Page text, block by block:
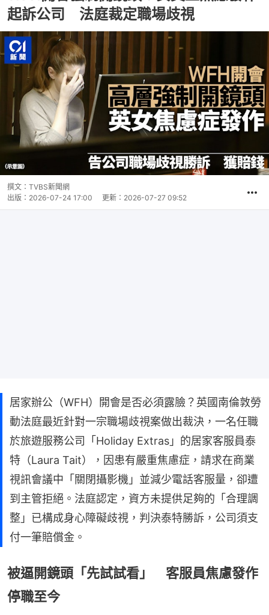
起訴公司 法庭裁定職場歧視
撰文： TVBS新聞網
出版： 2026-07-24 17:00 更新： 2026-07-27 09:52
居家辦公（WFH）開會是否必須露臉？英國南倫敦勞
動法庭最近針對一宗職場歧視案做出裁決，一名任職
於旅遊服務公司「Holiday Extras」的居家客服員泰
特（Laura Tait），因患有嚴重焦慮症，請求在商業
視訊會議中「關閉攝影機」並減少電話客服量，卻遭
到主管拒絕。法庭認定，資方未提供足夠的「合理調
整」已構成身心障礙歧視，判決泰特勝訴，公司須支
付一筆賠償金。
被逼開鏡頭「先試試看」 客服員焦慮發作
停職至今